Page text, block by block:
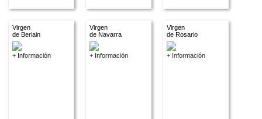
Virgen
de Beriain
+ Información
Virgen
de Navarra
+ Información
Virgen
de Rosario
+ Información